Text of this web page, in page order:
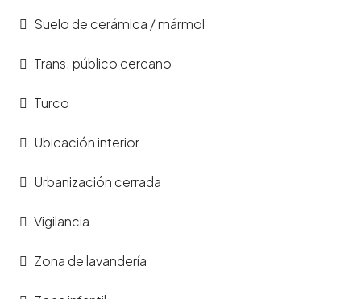
Suelo de cerámica / mármol
Trans. público cercano
Turco
Ubicación interior
Urbanización cerrada
Vigilancia
Zona de lavandería